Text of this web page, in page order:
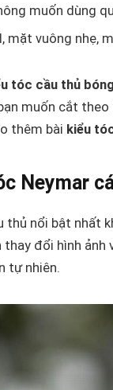
muốn dùng
mặt vuông nhẹ,
tóc cầu thủ
muốn cắt
thêm bài kiểu
Neymar
thủ nổi bật nhất
đổi hình ảnh
tự nhiên.